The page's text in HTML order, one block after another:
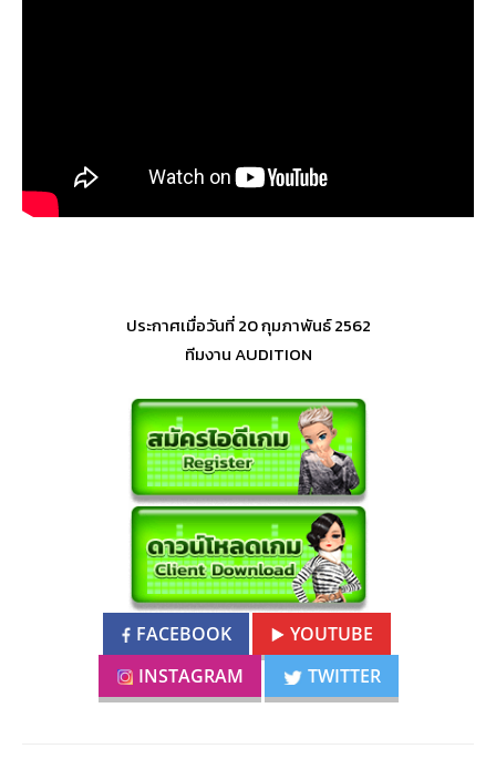
ประกาศเมื่อวันที่ 20 กุมภาพันธ์ 2562
ทีมงาน AUDITION
FACEBOOK
YOUTUBE
INSTAGRAM
TWITTER